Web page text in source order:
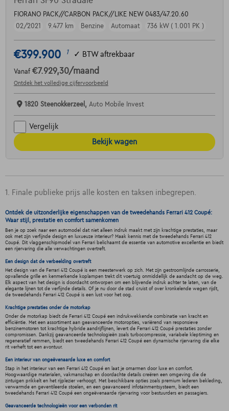
FIORANO PACK//CARBON PACK//LIKE NEW 0483/47.20.60
02/2021
9.477 km Benzine Automaat 736 kW ( 1.001 PK )
€399.900 1 ✓ BTW aftrekbaar
Vanaf €7.929,30/maand
Ontdek het volledige cijfervoorbeeld
1820 Steenokkerzeel, Auto Mobile Invest
Vergelijk
Bekijk wagen
1. Finale publieke prijs alle kosten en taksen inbegrepen.
Ontdek de uitzonderlijke eigenschappen van de tweedehands Ferrari 412 Coupé:
Waar stijl, prestatie en comfort samenkomen
Ben je op zoek naar een automodel dat niet alleen indruk maakt met zijn krachtige prestaties, maar
ook met zijn verfijnde design en luxueuze interieur? Maak kennis met de tweedehands Ferrari 412
Coupé. Dit vlaggenschipmodel van Ferrari belichaamt de essentie van automotive excellentie en biedt
een rijervaring die alle verwachtingen overtreft.
Een design dat de verbeelding overtreft
Het design van de Ferrari 412 Coupé is een meesterwerk op zich. Met zijn gestroomlijnde carrosserie,
opvallende grille en kenmerkende koplampen trekt dit voertuig onmiddellijk de aandacht op de weg.
Elk aspect van het design is doordacht ontworpen om een blijvende indruk achter te laten, van de
elegante lijnen tot de verfijnde details. Of je nu door de stad cruist of over kronkelende wegen rijdt,
de tweedehands Ferrari 412 Coupé is een lust voor het oog.
Krachtige prestaties onder de motorkap
Onder de motorkap biedt de Ferrari 412 Coupé een indrukwekkende combinatie van kracht en
efficiëntie. Met een assortiment aan geavanceerde motoropties, variërend van responsieve
benzinemotoren tot krachtige hybride aandrijflijnen, levert de Ferrari 412 Coupé prestaties zonder
compromissen. Dankzij geavanceerde technologieën zoals turbocompressie, variabele kleptiming en
regeneratief remmen, biedt een tweedehands Ferrari 412 Coupé een dynamische rijervaring die elke
rit verheft tot een avontuur.
Een interieur van ongeëvenaarde luxe en comfort
Stap in het interieur van een Ferrari 412 Coupé en laat je omarmen door luxe en comfort.
Hoogwaardige materialen, vakmanschap en doordachte details creëren een omgeving die de
zintuigen prikkelt en het rijplezier verhoogt. Met beschikbare opties zoals premium lederen bekleding,
verwarmde en geventileerde stoelen, en een geavanceerd infotainmentsysteem, biedt een
tweedehands Ferrari 412 Coupé een ongeëvenaarde rijervaring voor bestuurders en passagiers.
Geavanceerde technologieën voor een verbonden rit